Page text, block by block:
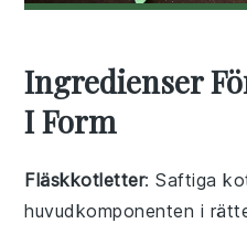
Ingredienser
I Form
Fläskkotletter: Saftiga
huvudkomponenten i